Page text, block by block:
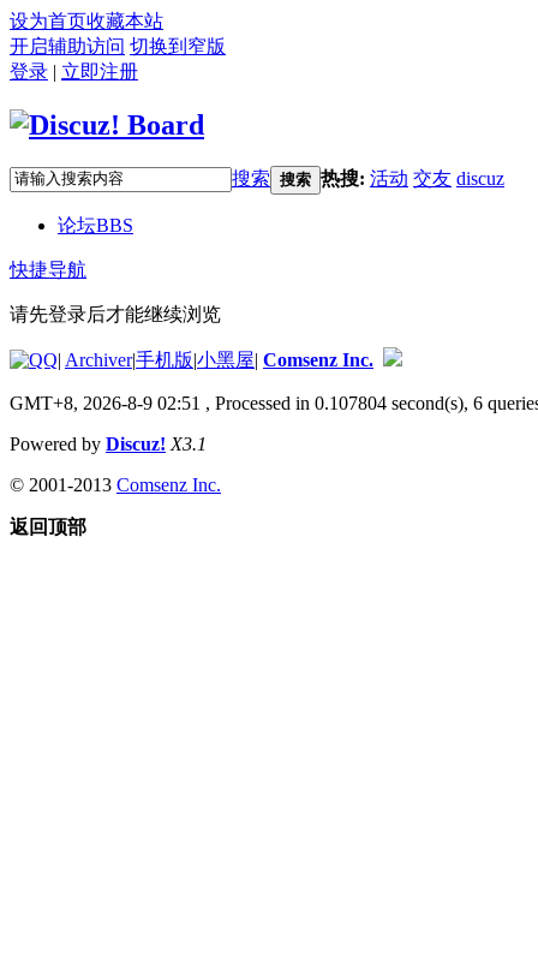
设为首页收藏本站
开启辅助访问 切换到窄版
登录 | 立即注册
搜索 搜索 热搜: 活动 交友 discuz
论坛BBS
快捷导航
请先登录后才能继续浏览
| Archiver|手机版|小黑屋| Comsenz Inc.
GMT+8, 2026-8-9 02:51 , Processed in 0.107804 second(s), 6
Powered by Discuz! X3.1
© 2001-2013 Comsenz Inc.
返回顶部